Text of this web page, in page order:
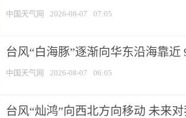
中国天气网 2026-08-07 07:05
台风“白海豚”逐渐向华东沿海靠近
中国天气网 2026-08-07 06:05
台风“灿鸿”向西北方向移动 未来